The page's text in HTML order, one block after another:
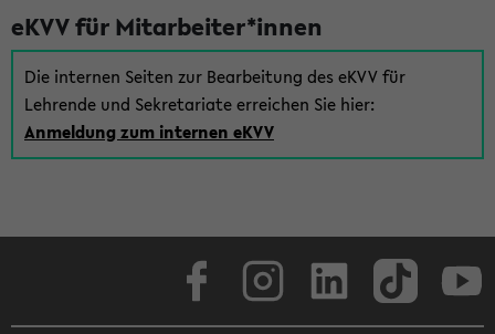
eKVV für Mitarbeiter*innen
Die internen Seiten zur Bearbeitung des eKVV für
Lehrende und Sekretariate erreichen Sie hier:
Anmeldung zum internen eKVV